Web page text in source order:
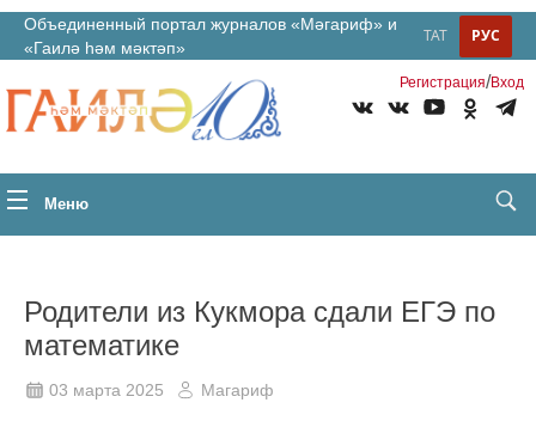
Объединенный портал журналов «Мәгариф» и
«Гаилә һәм мәктәп»
РУС
ТАТ
Регистрация/Вход
Меню
Родители из Кукмора сдали ЕГЭ по
математике
03 марта 2025 Магариф